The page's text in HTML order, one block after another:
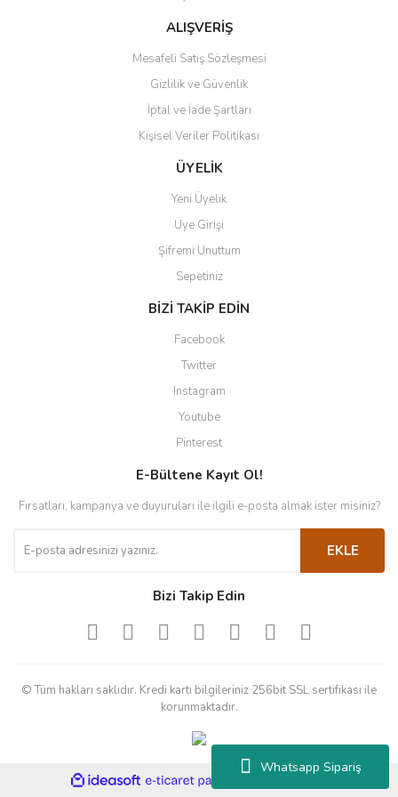
Whatsapp Sipariş
Bu ürüne benzer farklı alternatifler olmalı.
Gönder
ALIŞVERİŞ
Mesafeli Satış Sözleşmesi
Gizlilik ve Güvenlik
İptal ve İade Şartları
Kişisel Veriler Politikası
ÜYELİK
Yeni Üyelik
Üye Girişi
Şifremi Unuttum
Sepetiniz
BİZİ TAKİP EDİN
Facebook
Twitter
Instagram
Youtube
Pinterest
E-Bültene Kayıt Ol!
Fırsatları, kampanya ve duyuruları ile ilgili e-posta almak ister misiniz?
EKLE
Bizi Takip Edin
© Tüm hakları saklıdır. Kredi kartı bilgileriniz 256bit SSL sertifikası ile
korunmaktadır.
ideasoft